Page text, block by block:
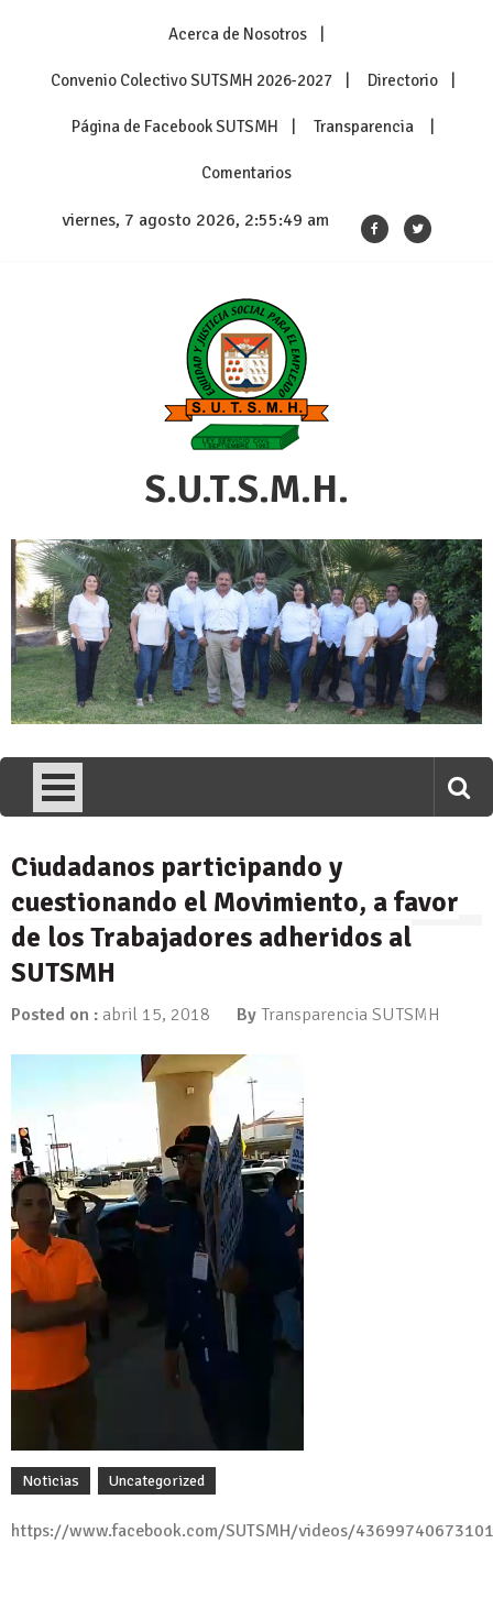
Acerca de Nosotros
Convenio Colectivo SUTSMH 2026-2027 Directorio
Página de Facebook SUTSMH Transparencia
Comentarios
viernes, 7 agosto 2026, 2:55:49 am
S.U.T.S.M.H.
Ciudadanos participando y
cuestionando el Movimiento, a favor
de los Trabajadores adheridos al
SUTSMH
Posted on : abril 15, 2018 By Transparencia SUTSMH
Noticias Uncategorized
https://www.facebook.com/SUTSMH/videos/